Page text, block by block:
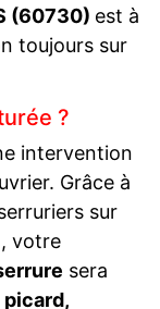
(60730) est à
toujours sur
?
intervention
Grâce à
sur
, votre
sera
picard,